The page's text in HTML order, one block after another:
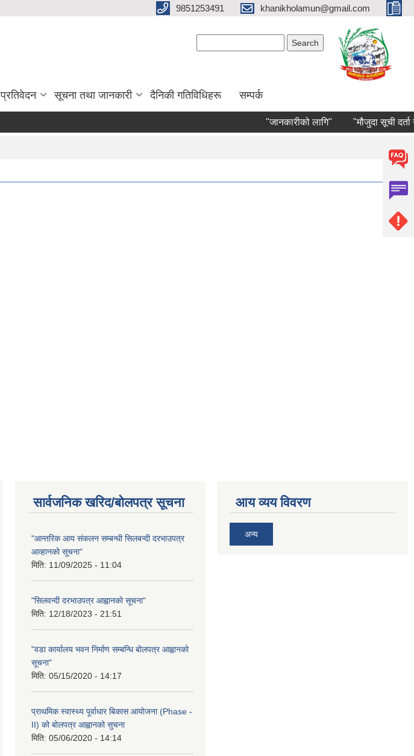
9851253491 khanikholamun@gmail.com
प्रतिवेदन सूचना तथा जानकारी दैनिकी गतिविधिहरू सम्पर्क
"जानकारीको लागि" "मौजुदा सूची दर्ता गर्ने
सार्वजनिक खरिद/बोलपत्र सूचना
"आन्तरिक आय संकलन सम्बन्धी सिलबन्दी दरभाउपत्र
आव्हानको सूचना"
मिति: 11/09/2025 - 11:04
"सिलवन्दी दरभाउपत्र आह्वानको सूचना"
मिति: 12/18/2023 - 21:51
"वडा कार्यालय भवन निर्माण सम्बन्धि बोलपत्र आह्वानको
सूचना"
मिति: 05/15/2020 - 14:17
प्राथमिक स्वास्थ्य पूर्वाधार बिकास आयोजना (Phase -
II) को बोलपत्र आह्वानको सुचना
मिति: 05/06/2020 - 14:14
आय व्यय विवरण
अन्य